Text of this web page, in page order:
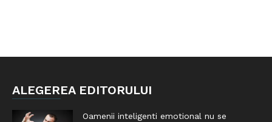
ALEGEREA EDITORULUI
Oamenii inteligenti emotional nu se